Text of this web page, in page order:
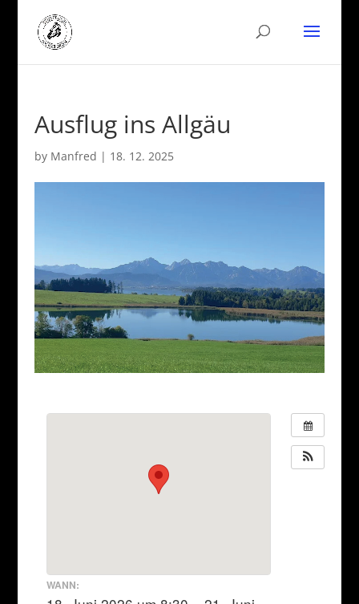
Ausflug ins Allgäu
by Manfred | 18. 12. 2025
WANN: